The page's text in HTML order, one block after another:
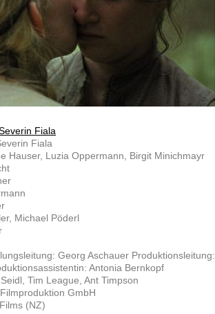
Fiala
Fiala
Hauser, Luzia Oppermann, Birgit Minichmayr
Michael Pöderl
Georg Aschauer Produktionsleitung:
Antonia Bernkopf
Tim League, Ant Timpson
GmbH
(NZ)